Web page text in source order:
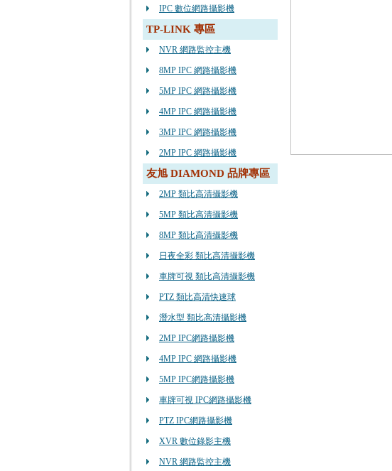
IPC 數位網路攝影機
TP-LINK 專區
NVR 網路監控主機
8MP IPC 網路攝影機
5MP IPC 網路攝影機
4MP IPC 網路攝影機
3MP IPC 網路攝影機
2MP IPC 網路攝影機
友旭 DIAMOND 品牌專區
2MP 類比高清攝影機
5MP 類比高清攝影機
8MP 類比高清攝影機
日夜全彩 類比高清攝影機
車牌可視 類比高清攝影機
PTZ 類比高清快速球
潛水型 類比高清攝影機
2MP IPC網路攝影機
4MP IPC 網路攝影機
5MP IPC網路攝影機
車牌可視 IPC網路攝影機
PTZ IPC網路攝影機
XVR 數位錄影主機
NVR 網路監控主機